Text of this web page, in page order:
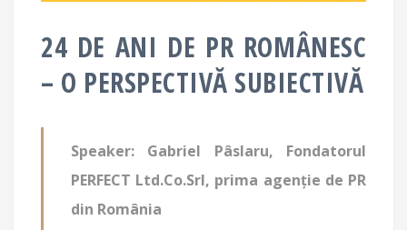
24 DE ANI DE PR ROMÂNESC
– O PERSPECTIVĂ SUBIECTIVĂ
Speaker: Gabriel Pâslaru, Fondatorul
PERFECT Ltd.Co.Srl, prima agenție de PR
din România